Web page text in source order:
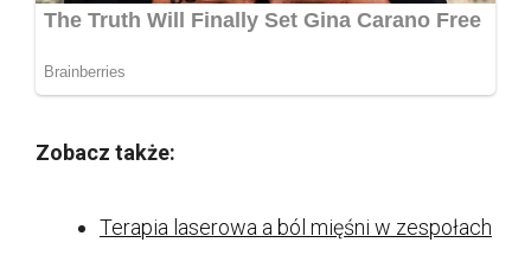
Zobacz także:
Terapia laserowa a ból mięśni w zespołach